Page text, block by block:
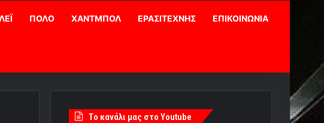
ΠΟΛΟ ΧΑΝΤΜΠΟΛ ΕΡΑΣΙΤΕΧΝΗΣ ΕΠΙΚΟΙΝΩΝΙΑ
Tο κανάλι μας στο Youtube